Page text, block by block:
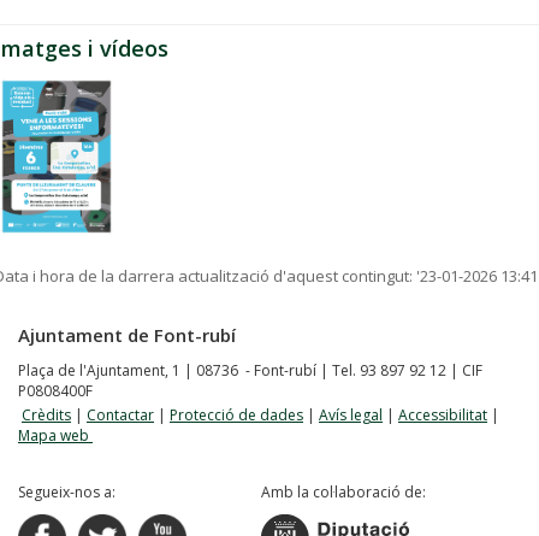
i vídeos
i hora de la darrera actualització d'aquest contingut: '23-01-2026 13:41
Ajuntament de Font-rubí
Plaça de l'Ajuntament, 1 | 08736 - Font-rubí | Tel. 93 897 92 12 | CIF
P0808400F
Crèdits | Contactar | Protecció de dades | Avís legal | Accessibilitat |
Mapa web
Segueix-nos a: Amb la col·laboració de: